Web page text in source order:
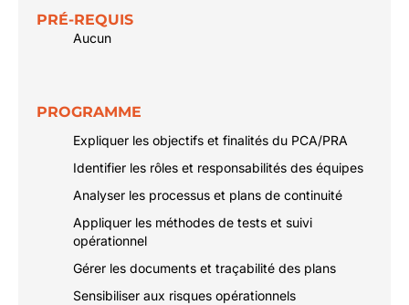
PRÉ-REQUIS
Aucun
PROGRAMME
Expliquer les objectifs et finalités du PCA/PRA
Identifier les rôles et responsabilités des équipes
Analyser les processus et plans de continuité
Appliquer les méthodes de tests et suivi
opérationnel
Gérer les documents et traçabilité des plans
Sensibiliser aux risques opérationnels